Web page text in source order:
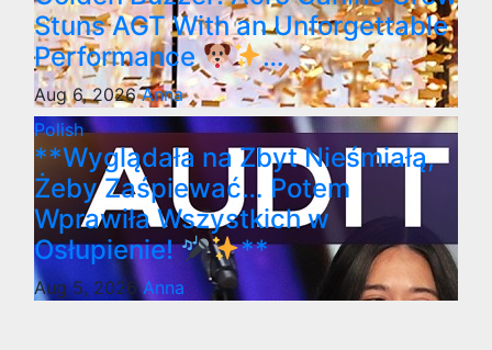
Stuns AGT With an Unforgettable
Performance
…
Aug 6, 2026Anna
Polish
**Wyglądała na Zbyt Nieśmiałą,
Żeby Zaśpiewać… Potem
Wprawiła Wszystkich w
Osłupienie!
**
Aug 5, 2026Anna